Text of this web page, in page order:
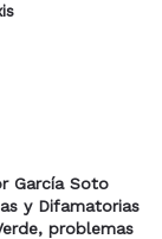
García Soto
y Difamatorias
problemas